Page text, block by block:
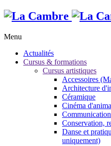
Menu
Actualités
Cursus & formations
Cursus artistiques
Accessoires
Architecture
Céramique
Cinéma
Conservation,
Danse et
uniquement)